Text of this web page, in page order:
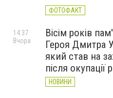
ФОТОФАКТ
Вісім років
Героя Дмитра
який став на
після окупації
НОВИНИ
14:37
Вчора